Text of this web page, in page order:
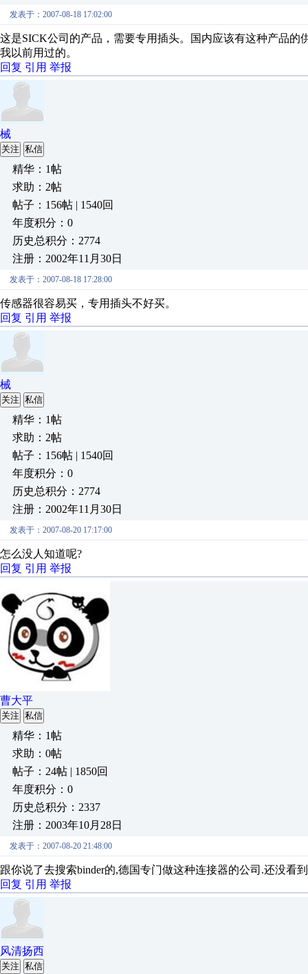
发表于：2007-08-18 17:02:00
这是SICK公司的产品，需要专用插头。国内应该有这种产品的
我以前用过的。
回复 引用 举报
械
关注 私信
精华：1帖
求助：2帖
帖子：156帖 | 1540回
年度积分：0
历史总积分：2774
注册：2002年11月30日
发表于：2007-08-18 17:28:00
传感器很容易买，专用插头不好买。
回复 引用 举报
械
关注 私信
精华：1帖
求助：2帖
帖子：156帖 | 1540回
年度积分：0
历史总积分：2774
注册：2002年11月30日
发表于：2007-08-20 17:17:00
怎么没人知道呢?
回复 引用 举报
曹大平
关注 私信
精华：1帖
求助：0帖
帖子：24帖 | 1850回
年度积分：0
历史总积分：2337
注册：2003年10月28日
发表于：2007-08-20 21:48:00
跟你说了去搜索binder的,德国专门做这种连接器的公司.还没看
回复 引用 举报
风清扬西
关注 私信